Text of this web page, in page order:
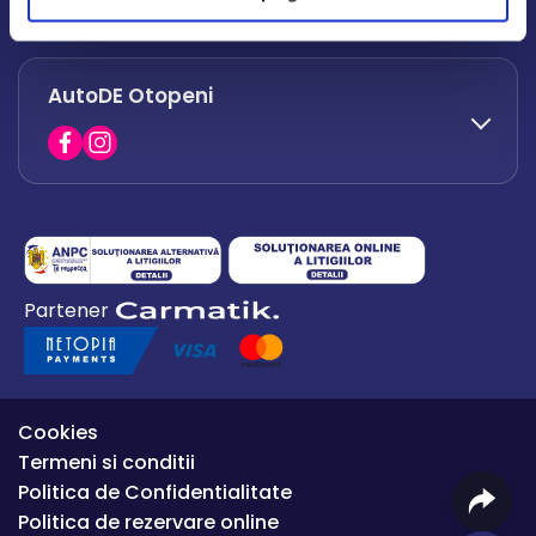
office.afumati@autode.ro
0730 063 852
0730 063 851
AutoDE Otopeni
0754 649 360
office.premium@autode.ro
Partener
Cookies
Termeni si conditii
Politica de Confidentialitate
Politica de rezervare online